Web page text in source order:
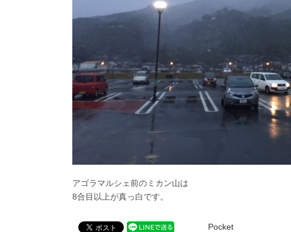
アゴラマルシェ前のミカン山は
8合目以上が真っ白です。
Pocket